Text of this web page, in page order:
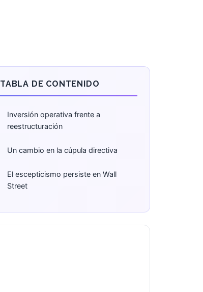
TABLA DE CONTENIDO
Inversión operativa frente a
reestructuración
Un cambio en la cúpula directiva
El escepticismo persiste en Wall
Street